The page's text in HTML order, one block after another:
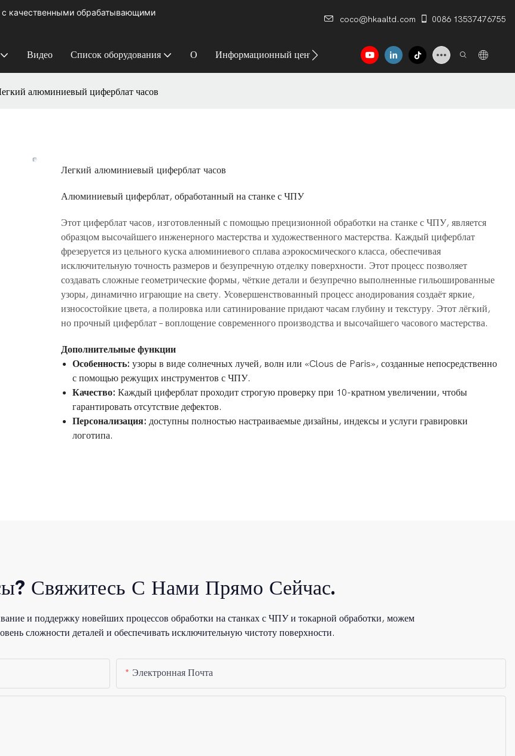
с качественными обрабатывающими
coco@hkaaltd.com 0086 13537476755
Видео Список оборудования О Информационный центр Контакт
алюминиевый циферблат часов
Легкий алюминиевый циферблат часов
Алюминиевый циферблат, обработанный на станке с ЧПУ
Этот циферблат часов, изготовленный с помощью прецизионной обработки на станке с ЧПУ, является
образцом высочайшего инженерного мастерства и художественного мастерства. Каждый циферблат
фрезеруется из цельного куска алюминиевого сплава аэрокосмического класса, обеспечивая
исключительную точность размеров и безупречную отделку поверхности. Этот процесс позволяет
создавать сложные геометрические формы, чёткие детали и безупречно выполненные гильошированные
узоры, динамично играющие на свету. Усовершенствованный процесс анодирования создаёт яркие,
износостойкие цвета, а полировка или сатинирование придают часам глубину и текстуру. Этот лёгкий,
но прочный циферблат – воплощение современного производства и высочайшего часового мастерства.
Дополнительные функции
Особенность: узоры в виде солнечных лучей, волн или «Clous de Paris», созданные непосредственно
с помощью режущих инструментов с ЧПУ.
Качество: Каждый циферблат проходит строгую проверку при 10-кратном увеличении, чтобы
гарантировать отсутствие дефектов.
Персонализация: доступны полностью настраиваемые дизайны, индексы и услуги гравировки
логотипа.
Свяжитесь С Нами Прямо Сейчас.
и поддержку новейших процессов обработки на станках с ЧПУ и токарной обработки, можем
сложности деталей и обеспечивать исключительную чистоту поверхности.
Электронная Почта